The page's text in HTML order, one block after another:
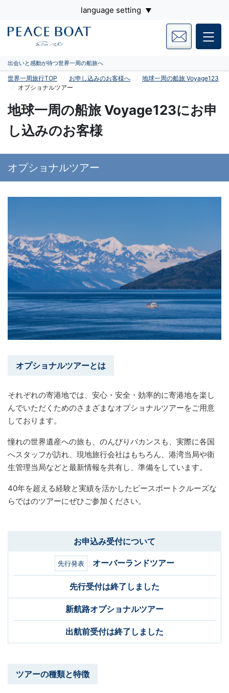
language setting
出会いと感動が待つ世界一周の船旅へ
世界一周旅行TOP お申し込みのお客様へ
地球一周の船旅 Voyage123
オプショナルツアー
地球一周の船旅 Voyage123にお申
し込みのお客様
オプショナルツアー
オプショナルツアーとは
それぞれの寄港地では、安心・安全・効率的に寄港地を楽し
んでいただくためのさまざまなオプショナルツアーをご用意
しております。
憧れの世界遺産への旅も、のんびりバカンスも、実際に各国
へスタッフが訪れ、現地旅行会社はもちろん、港湾当局や衛
生管理当局などと最新情報を共有し、準備をしています。
40年を超える経験と実績を活かしたピースボートクルーズな
らではのツアーにぜひご参加ください。
お申込み受付について
先行発表 オーバーランドツアー
先行受付は終了しました
新航路オプショナルツアー
出航前受付は終了しました
ツアーの種類と特徴